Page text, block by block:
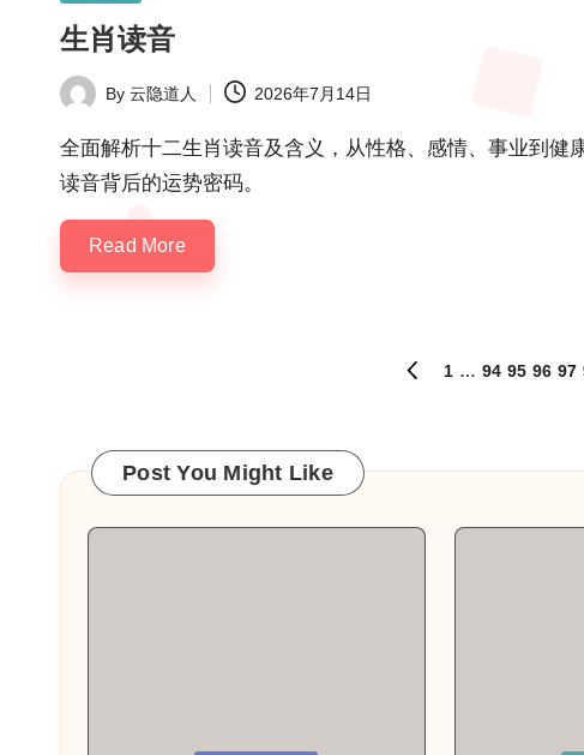
生肖读音
Posted
by
By 云隐道人 2026年7月14日
全面解析十二生肖读音及含义，从性格、感情、事业到健
读音背后的运势密码。
Read More
分
页
PREVIOUS
1 … 94 95 96 97
Post You Might Like